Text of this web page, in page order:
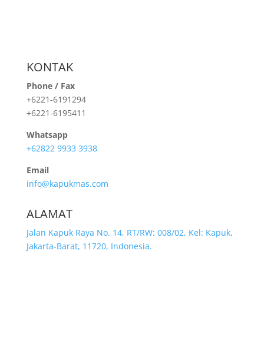
KONTAK
Phone / Fax
+6221-6191294
+6221-6195411
Whatsapp
+62822 9933 3938
Email
info@kapukmas.com
ALAMAT
Jalan Kapuk Raya No. 14, RT/RW: 008/02, Kel: Kapuk,
Jakarta-Barat, 11720, Indonesia.